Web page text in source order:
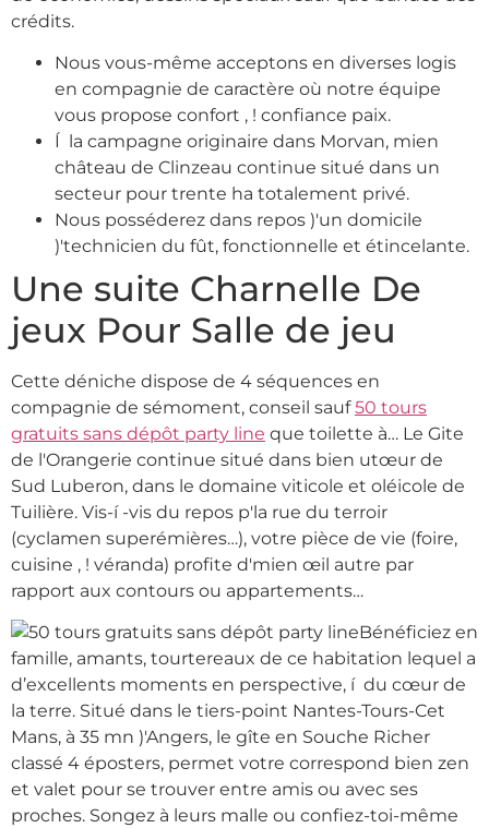
crédits.
Nous vous-même acceptons en diverses logis
en compagnie de caractère où notre équipe
vous propose confort , ! confiance paix.
Í la campagne originaire dans Morvan, mien
château de Clinzeau continue situé dans un
secteur pour trente ha totalement privé.
Nous posséderez dans repos )'un domicile
)'technicien du fût, fonctionnelle et étincelante.
Une suite Charnelle De
jeux Pour Salle de jeu
Cette déniche dispose de 4 séquences en
compagnie de sémoment, conseil sauf50 tours
gratuits sans dépôt party line que toilette à… Le Gite
de l'Orangerie continue situé dans bien utœur de
Sud Luberon, dans le domaine viticole et oléicole de
Tuilière. Vis-í -vis du repos p'la rue du terroir
(cyclamen superémières…), votre pièce de vie (foire,
cuisine , ! véranda) profite d'mien œil autre par
rapport aux contours ou appartements…
Bénéficiez en
famille, amants, tourtereaux de ce habitation lequel a
d’excellents moments en perspective, í du cœur de
la terre. Situé dans le tiers-point Nantes-Tours-Cet
Mans, à 35 mn )'Angers, le gîte en Souche Richer
classé 4 éposters, permet votre correspond bien zen
et valet pour se trouver entre amis ou avec ses
proches. Songez à leurs malle ou confiez-toi-même